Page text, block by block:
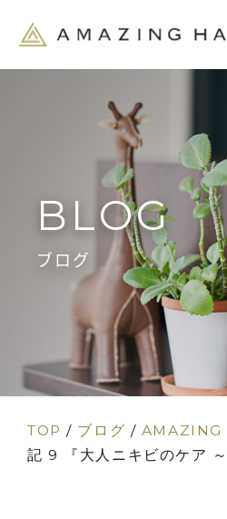
BLOG
ブログ
TOP / ブログ / AMAZING
記 9 『大人ニキビのケア ～